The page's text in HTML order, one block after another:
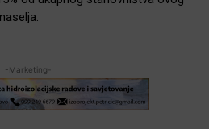
-Marketing-